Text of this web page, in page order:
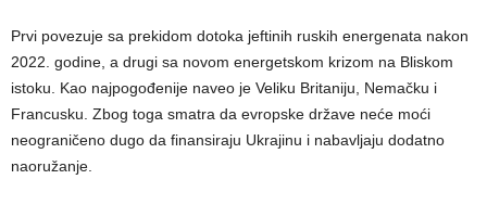
Prvi povezuje sa prekidom dotoka jeftinih ruskih energenata nakon
2022. godine, a drugi sa novom energetskom krizom na Bliskom
istoku. Kao najpogođenije naveo je Veliku Britaniju, Nemačku i
Francusku. Zbog toga smatra da evropske države neće moći
neograničeno dugo da finansiraju Ukrajinu i nabavljaju dodatno
naoružanje.